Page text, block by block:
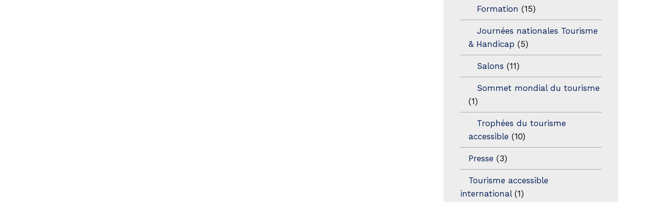
Formation (15)
Journées nationales Tourisme
& Handicap (5)
Salons (11)
Sommet mondial du tourisme
(1)
Trophées du tourisme
accessible (10)
Presse (3)
Tourisme accessible
international(1)